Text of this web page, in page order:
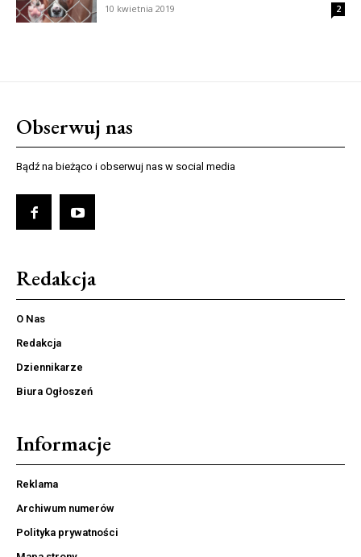
10 kwietnia 2019 2
Obserwuj nas
Bądź na bieżąco i obserwuj nas w social media
Redakcja
O Nas
Redakcja
Dziennikarze
Biura Ogłoszeń
Informacje
Reklama
Archiwum numerów
Polityka prywatności